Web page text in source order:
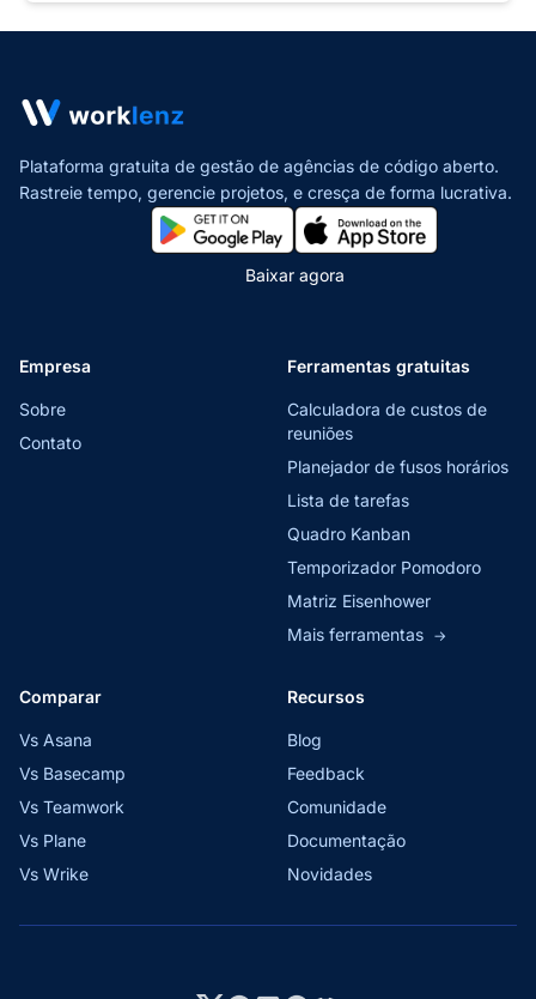
Plataforma gratuita de gestão de agências de código aberto.
Rastreie tempo, gerencie projetos, e cresça de forma lucrativa.
Baixar agora
Empresa
Sobre
Contato
Ferramentas gratuitas
Calculadora de custos de
reuniões
Planejador de fusos horários
Lista de tarefas
Quadro Kanban
Temporizador Pomodoro
Matriz Eisenhower
Mais ferramentas →
Comparar
Vs Asana
Vs Basecamp
Vs Teamwork
Vs Plane
Vs Wrike
Recursos
Blog
Feedback
Comunidade
Documentação
Novidades